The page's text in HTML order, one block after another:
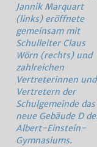
Jannik Marquart
(links) eröffnete
gemeinsam mit
Schulleiter Claus
Wörn (rechts) und
zahlreichen
Vertreterinnen und
Vertretern der
Schulgemeinde das
neue Gebäude D
Albert-Einstein-
Gymnasiums.